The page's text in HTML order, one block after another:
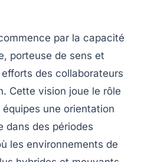
par la capacité
, porteuse de sens et
des collaborateurs
Cette vision joue le rôle
une orientation
dans des périodes
les environnements de